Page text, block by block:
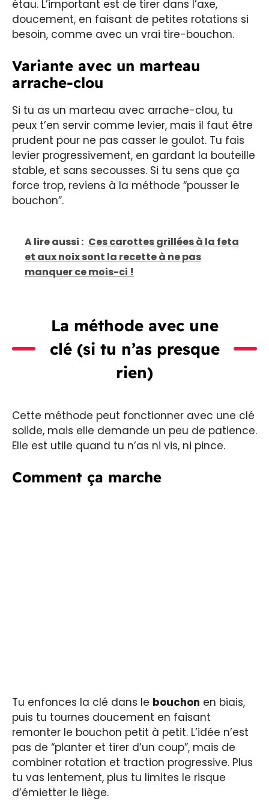
étau. L’important est de tirer dans l’axe,
doucement, en faisant de petites rotations si
besoin, comme avec un vrai tire-bouchon.
Variante avec un marteau
arrache-clou
Si tu as un marteau avec arrache-clou, tu
peux t’en servir comme levier, mais il faut être
prudent pour ne pas casser le goulot. Tu fais
levier progressivement, en gardant la bouteille
stable, et sans secousses. Si tu sens que ça
force trop, reviens à la méthode “pousser le
bouchon”.
A lire aussi : Ces carottes grillées à la feta
et aux noix sont la recette à ne pas
manquer ce mois-ci !
La méthode avec une
clé (si tu n’as presque
rien)
Cette méthode peut fonctionner avec une clé
solide, mais elle demande un peu de patience.
Elle est utile quand tu n’as ni vis, ni pince.
Comment ça marche
Tu enfonces la clé dans le bouchon en biais,
puis tu tournes doucement en faisant
remonter le bouchon petit à petit. L’idée n’est
pas de “planter et tirer d’un coup”, mais de
combiner rotation et traction progressive. Plus
tu vas lentement, plus tu limites le risque
d’émietter le liège.